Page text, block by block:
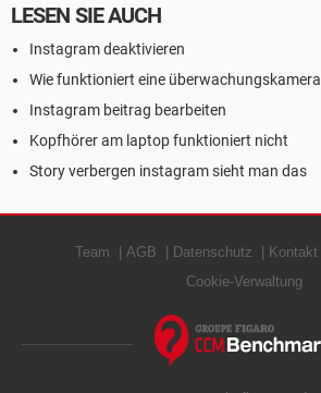
LESEN SIE AUCH
Instagram deaktivieren
Wie funktioniert eine überwachungskamera
Instagram beitrag bearbeiten
Kopfhörer am laptop funktioniert nicht
Story verbergen instagram sieht man das
Team AGB Datenschutz Kontakt
Cookie-Verwaltung